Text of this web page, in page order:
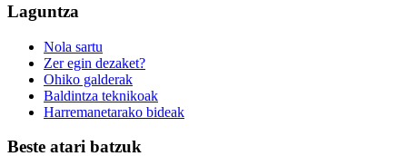
Laguntza
Nola sartu
Zer egin dezaket?
Ohiko galderak
Baldintza teknikoak
Harremanetarako bideak
Beste atari batzuk